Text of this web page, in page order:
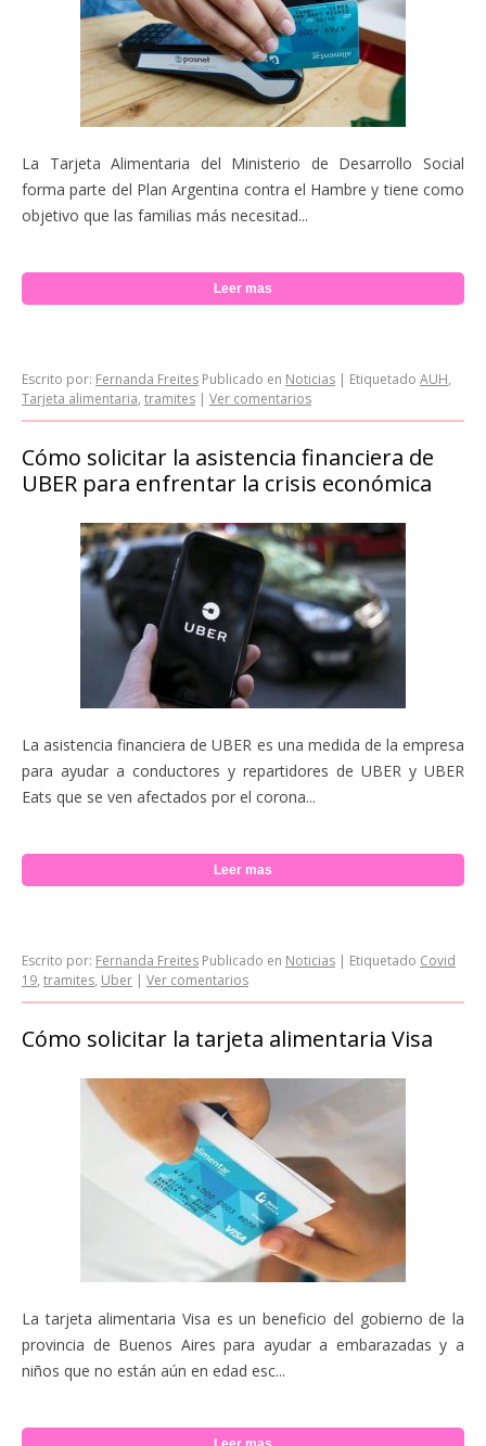
La Tarjeta Alimentaria del Ministerio de Desarrollo Social
forma parte del Plan Argentina contra el Hambre y tiene como
objetivo que las familias más necesitad...
Leer mas
Escrito por: Fernanda Freites Publicado en Noticias | Etiquetado AUH,
Tarjeta alimentaria, tramites | Ver comentarios
Cómo solicitar la asistencia financiera de
UBER para enfrentar la crisis económica
La asistencia financiera de UBER es una medida de la empresa
para ayudar a conductores y repartidores de UBER y UBER
Eats que se ven afectados por el corona...
Leer mas
Escrito por: Fernanda Freites Publicado en Noticias | Etiquetado Covid
19, tramites, Uber | Ver comentarios
Cómo solicitar la tarjeta alimentaria Visa
La tarjeta alimentaria Visa es un beneficio del gobierno de la
provincia de Buenos Aires para ayudar a embarazadas y a
niños que no están aún en edad esc...